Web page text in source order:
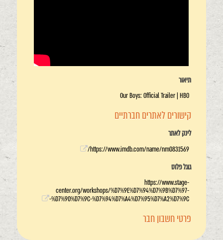
תיאור
Our Boys: Official Trailer | HBO
קישורים לאתרים חברתיים
לינק לאתר
https://www.imdb.com/name/nm0831569/
גוגל פלוס
https://www.stage-
center.org/workshops/%D7%9E%D7%94%D7%9B%D7%97-
%D7%90%D7%9C-%D7%94%D7%A4%D7%95%D7%A2%D7%9C-
פרטי חשבון חבר